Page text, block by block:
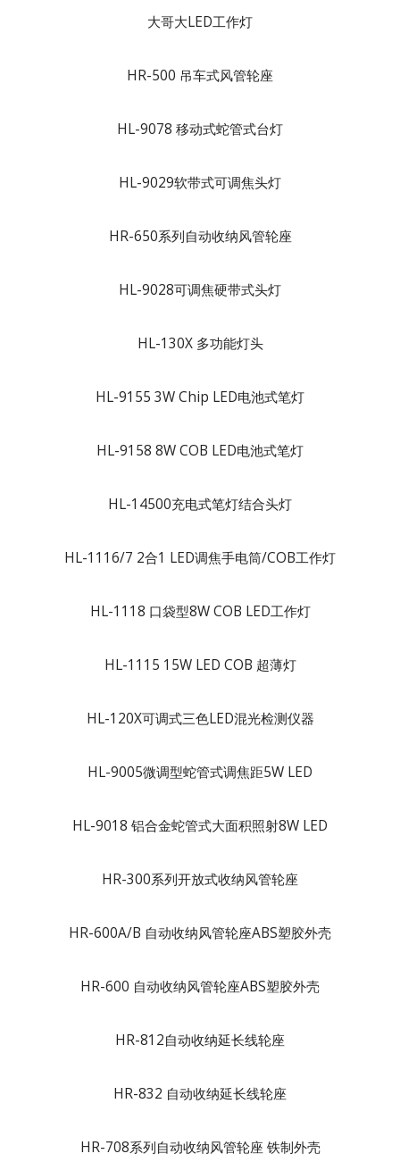
大哥大LED工作灯
HR-500 吊车式风管轮座
HL-9078 移动式蛇管式台灯
HL-9029软带式可调焦头灯
HR-650系列自动收纳风管轮座
HL-9028可调焦硬带式头灯
HL-130X 多功能灯头
HL-9155 3W Chip LED电池式笔灯
HL-9158 8W COB LED电池式笔灯
HL-14500充电式笔灯结合头灯
HL-1116/7 2合1 LED调焦手电筒/COB工作灯
HL-1118 口袋型8W COB LED工作灯
HL-1115 15W LED COB 超薄灯
HL-120X可调式三色LED混光检测仪器
HL-9005微调型蛇管式调焦距5W LED
HL-9018 铝合金蛇管式大面积照射8W LED
HR-300系列开放式收纳风管轮座
HR-600A/B 自动收纳风管轮座ABS塑胶外壳
HR-600 自动收纳风管轮座ABS塑胶外壳
HR-812自动收纳延长线轮座
HR-832 自动收纳延长线轮座
HR-708系列自动收纳风管轮座 铁制外壳